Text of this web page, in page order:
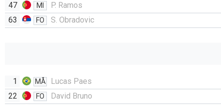
47
MI
P. Ramos
63
FO S. Obradovic
1 MÅ
Lucas Paes
22
FO
David Bruno